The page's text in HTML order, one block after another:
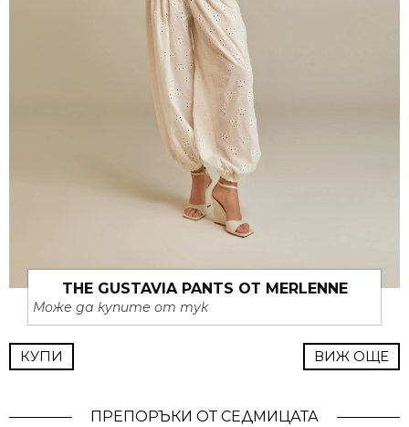
THE GUSTAVIA PANTS ОТ MERLENNE
Може да купите от тук
КУПИ ВИЖ ОЩЕ
ПРЕПОРЪКИ ОТ СЕДМИЦАТА